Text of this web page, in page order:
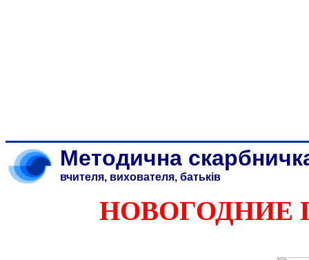
Методична
вчителя, вихователя, батьків
НОВОГОДНИЕ